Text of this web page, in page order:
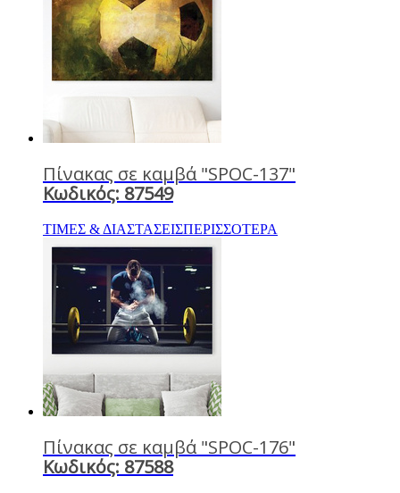
Πίνακας σε καμβά "SPOC-137"
Κωδικός: 87549
ΤΙΜΕΣ & ΔΙΑΣΤΑΣΕΙΣΠΕΡΙΣΣΟΤΕΡΑ
Πίνακας σε καμβά "SPOC-176"
Κωδικός: 87588